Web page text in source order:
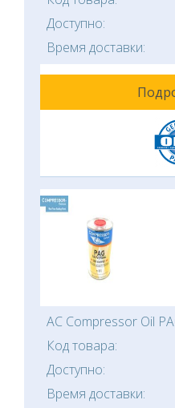
Доступно:
Время доставки:
AC Compressor Oil
Код товара:
Доступно:
Время доставки: